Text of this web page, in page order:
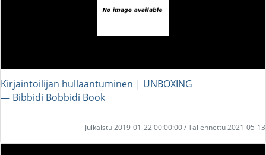
Kirjaintoilijan hullaantuminen | UNBOXING
― Bibbidi Bobbidi Book
Julkaistu 2019-01-22 00:00:00 / Tallennettu 2021-05-13